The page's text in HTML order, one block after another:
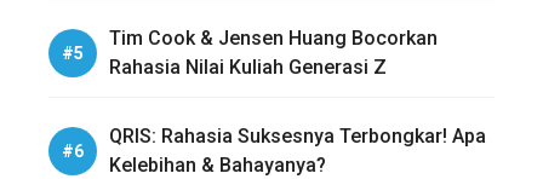
Tim Cook & Jensen Huang Bocorkan
Rahasia Nilai Kuliah Generasi Z
QRIS: Rahasia Suksesnya Terbongkar! Apa
Kelebihan & Bahayanya?